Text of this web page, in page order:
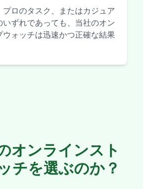
ロのタスク、またはカジュア
いずれであっても、当社のオン
ウォッチは迅速かつ正確な結果
オンラインスト
チを選ぶのか？